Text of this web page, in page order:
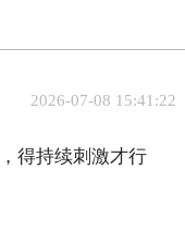
2026-07-08 15:41:22
得持续刺激才行